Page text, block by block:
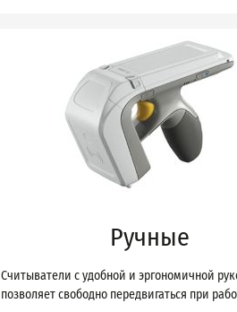
Ручные
Cчитыватели c удобной и эргономичной
позволяет свободно передвигаться при